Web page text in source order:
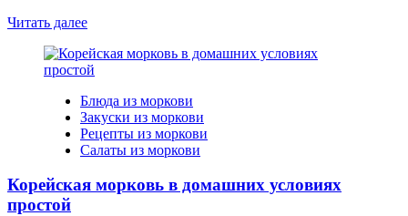
Читать далее
Блюда из моркови
Закуски из моркови
Рецепты из моркови
Салаты из моркови
Корейская морковь в домашних условиях
простой